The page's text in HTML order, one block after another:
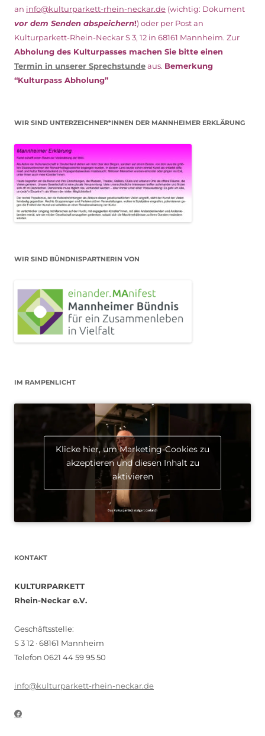
an info@kulturparkett-rhein-neckar.de (wichtig: Dokument
vor dem Senden abspeichern!) oder per Post an
Kulturparkett-Rhein-Neckar S 3, 12 in 68161 Mannheim. Zur
Abholung des Kulturpasses machen Sie bitte einen
Termin in unserer Sprechstundeaus. Bemerkung
“Kulturpass Abholung”
WIR SIND UNTERZEICHNER*INNEN DER MANNHEIMER ERKLÄRUNG
WIR SIND BÜNDNISPARTNERIN VON
IM RAMPENLICHT
Klicke hier, um Marketing-Cookies zu
akzeptieren und diesen Inhalt zu
aktivieren
KONTAKT
KULTURPARKETT
Rhein-Neckar e.V.
Geschäftsstelle:
S 3 12 · 68161 Mannheim
Telefon 0621 44 59 95 50
info@kulturparkett-rhein-neckar.de